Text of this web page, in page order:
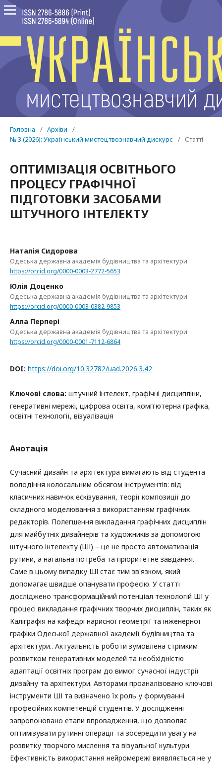
Головна / Архіви
/
№ 3 (2026): Український мистецтвознавчий дискурс
/ Статті
ОПТИМІЗАЦІЯ ОСВІТНЬОГО
ПРОЦЕСУ ГРАФІЧНОЇ
ПІДГОТОВКИ ЗАСОБАМИ
ШТУЧНОГО ІНТЕЛЕКТУ
Наталія Сидорова
Одеська державна академія будівництва та архітектури
https://orcid.org/0000-0003-2772-5653
Юлія Доценко
Одеська державна академія будівництва та архітектури
https://orcid.org/0000-0003-0382-9853
Алла Перпері
Одеська державна академія будівництва та архітектури
https://orcid.org/0000-0001-7112-6864
DOI: https://doi.org/10.32782/uad.2026.3.42
Ключові слова: штучний інтелект, графічні дисципліни,
генеративні мережі, цифрова освіта, комп'ютерна графіка,
освітні технології, візуалізація
Анотація
Сучасний дизайн та архітектура вимагають від студента
володіння колосальним обсягом інструментів: від
класичних навичок ескізування, теорії композиції до
складного моделювання з використанням графічних
редакторів. Полегшення викладання графічних дисциплін
для майбутніх дизайнерів та художників за допомогою
штучного інтелекту (ШІ) – це не просто автоматизація
рутини, а нагальна потреба та пріоритетне завдання.
Саме в цьому випадку ШІ стає тим зв'язком, який
допомагає швидше опанувати професію. У статті
досліджено трансформаційний потенціал технологій ШІ у
процесі викладання графічних творчих дисциплін, таких як
Каліграфія на кафедрі нарисної геометрії та інженерної
графіки Одеської державної академії будівництва та
архітектури.. Актуальність роботи зумовлена стрімким
розвитком генеративних моделей та необхідністю
адаптації освітніх програм до вимог сучасної індустрії
дизайну та архітектури. Авторами проаналізовано ключові
інструменти ШІ та визначено їх роль у формуванні
професійних компетенцій студентів. У дослідженні
запропоновано етапи впровадження, що дозволяє
оптимізувати рутинні операції та зосередити увагу на
розвитку творчого мислення та візуальної культури.
Ефективність використання нейромережі виявляється не у